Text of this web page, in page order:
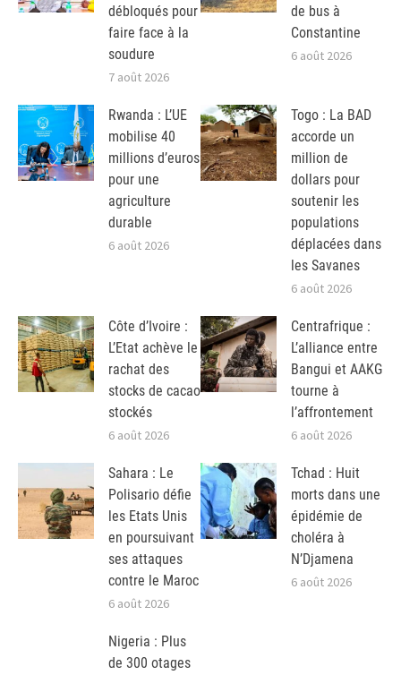
débloqués pour
faire face à la
soudure
7 août 2026
de bus à
Constantine
6 août 2026
Rwanda : L’UE
mobilise 40
millions d’euros
pour une
agriculture
durable
6 août 2026
Togo : La BAD
accorde un
million de
dollars pour
soutenir les
populations
déplacées dans
les Savanes
6 août 2026
Côte d’Ivoire :
L’Etat achève le
rachat des
stocks de cacao
stockés
6 août 2026
Centrafrique :
L’alliance entre
Bangui et AAKG
tourne à
l’affrontement
6 août 2026
Sahara : Le
Polisario défie
les Etats Unis
en poursuivant
ses attaques
contre le Maroc
6 août 2026
Tchad : Huit
morts dans une
épidémie de
choléra à
N’Djamena
6 août 2026
Nigeria : Plus
de 300 otages